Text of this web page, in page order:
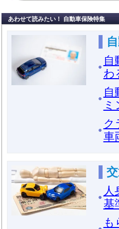
あわせて読みたい！ 自動車保険特集
自
わ
自
ク
車
人
基
も